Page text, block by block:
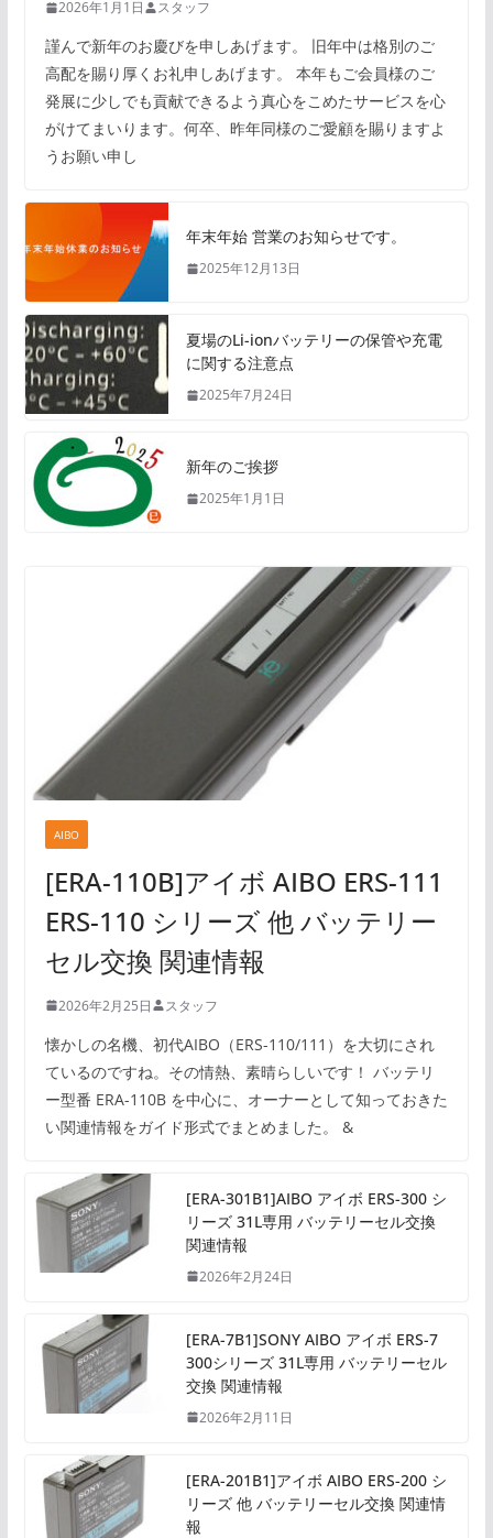
2026年1月1日 スタッフ
謹んで新年のお慶びを申しあげます。 旧年中は格別のご
高配を賜り厚くお礼申しあげます。 本年もご会員様のご
発展に少しでも貢献できるよう真心をこめたサービスを心
がけてまいります。何卒、昨年同様のご愛顧を賜りますよ
うお願い申し
年末年始 営業のお知らせです。
2025年12月13日
夏場のLi-ionバッテリーの保管や充電
に関する注意点
2025年7月24日
新年のご挨拶
2025年1月1日
AIBO
[ERA-110B]アイボ AIBO ERS-111
ERS-110 シリーズ 他 バッテリー
セル交換 関連情報
2026年2月25日 スタッフ
懐かしの名機、初代AIBO（ERS-110/111）を大切にされ
ているのですね。その情熱、素晴らしいです！ バッテリ
ー型番 ERA-110B を中心に、オーナーとして知っておきた
い関連情報をガイド形式でまとめました。 &
[ERA-301B1]AIBO アイボ ERS-300 シ
リーズ 31L専用 バッテリーセル交換
関連情報
2026年2月24日
[ERA-7B1]SONY AIBO アイボ ERS-7
300シリーズ 31L専用 バッテリーセル
交換 関連情報
2026年2月11日
[ERA-201B1]アイボ AIBO ERS-200 シ
リーズ 他 バッテリーセル交換 関連情
報